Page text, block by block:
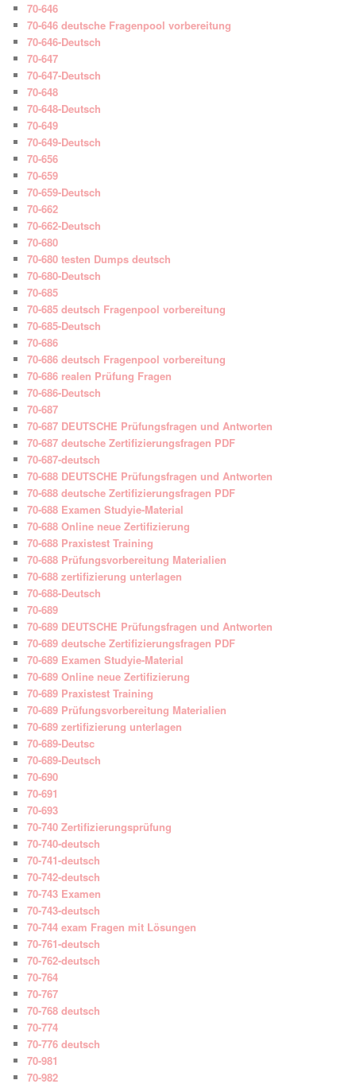
70-646
70-646 deutsche Fragenpool vorbereitung
70-646-Deutsch
70-647
70-647-Deutsch
70-648
70-648-Deutsch
70-649
70-649-Deutsch
70-656
70-659
70-659-Deutsch
70-662
70-662-Deutsch
70-680
70-680 testen Dumps deutsch
70-680-Deutsch
70-685
70-685 deutsch Fragenpool vorbereitung
70-685-Deutsch
70-686
70-686 deutsch Fragenpool vorbereitung
70-686 realen Prüfung Fragen
70-686-Deutsch
70-687
70-687 DEUTSCHE Prüfungsfragen und Antworten
70-687 deutsche Zertifizierungsfragen PDF
70-687-deutsch
70-688 DEUTSCHE Prüfungsfragen und Antworten
70-688 deutsche Zertifizierungsfragen PDF
70-688 Examen Studyie-Material
70-688 Online neue Zertifizierung
70-688 Praxistest Training
70-688 Prüfungsvorbereitung Materialien
70-688 zertifizierung unterlagen
70-688-Deutsch
70-689
70-689 DEUTSCHE Prüfungsfragen und Antworten
70-689 deutsche Zertifizierungsfragen PDF
70-689 Examen Studyie-Material
70-689 Online neue Zertifizierung
70-689 Praxistest Training
70-689 Prüfungsvorbereitung Materialien
70-689 zertifizierung unterlagen
70-689-Deutsc
70-689-Deutsch
70-690
70-691
70-693
70-740 Zertifizierungsprüfung
70-740-deutsch
70-741-deutsch
70-742-deutsch
70-743 Examen
70-743-deutsch
70-744 exam Fragen mit Lösungen
70-761-deutsch
70-762-deutsch
70-764
70-767
70-768 deutsch
70-774
70-776 deutsch
70-981
70-982